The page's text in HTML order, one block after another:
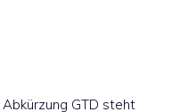
GTD steht